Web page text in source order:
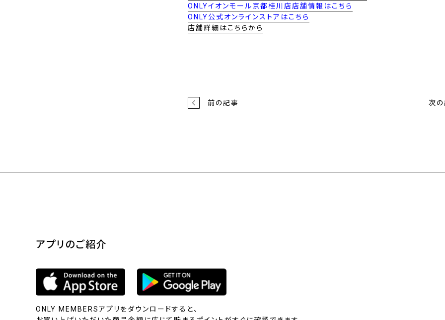
ONLYイオンモール京都桂川店店舗情報はこちら
ONLY公式オンラインストアはこちら
店舗詳細はこちらから
前の記事 次
アプリのご紹介
ONLY MEMBERSアプリをダウンロードすると、